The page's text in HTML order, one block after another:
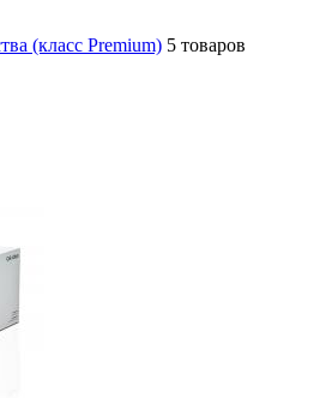
(класс Premium) 5 товаров